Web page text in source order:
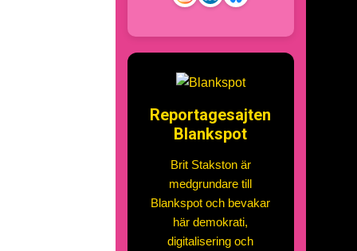
Reportagesajten
Blankspot
Brit Stakston är
medgrundare till
Blankspot och bevakar
här demokrati,
digitalisering och